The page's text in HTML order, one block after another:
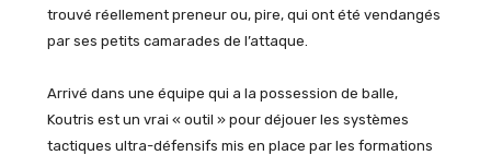
trouvé réellement preneur ou, pire, qui ont été vendangés
par ses petits camarades de l’attaque.
Arrivé dans une équipe qui a la possession de balle,
Koutris est un vrai « outil » pour déjouer les systèmes
tactiques ultra-défensifs mis en place par les formations